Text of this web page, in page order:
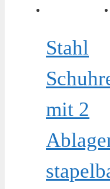
Stahl
mit 2